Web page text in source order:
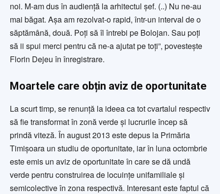
noi. M-am dus în audiență la arhitectul șef. (..) Nu ne-au
mai băgat. Așa am rezolvat-o rapid, într-un interval de o
săptămână, două. Poți să îl întrebi pe Bolojan. Sau poți
să ii spui merci pentru că ne-a ajutat pe toți”, povestește
Florin Dejeu în înregistrare.
Moartele care obțin aviz de oportunitate
La scurt timp, se renunță la ideea ca tot cvartalul respectiv
să fie transformat în zonă verde și lucrurile încep să
prindă viteză. În august 2013 este depus la Primăria
Timișoara un studiu de oportunitate, iar în luna octombrie
este emis un aviz de oportunitate în care se dă undă
verde pentru construirea de locuințe unifamiliale și
semicolective în zona respectivă. Interesant este faptul că